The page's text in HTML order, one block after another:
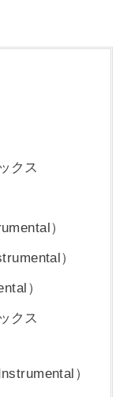
クス
）
）
）
クス
）